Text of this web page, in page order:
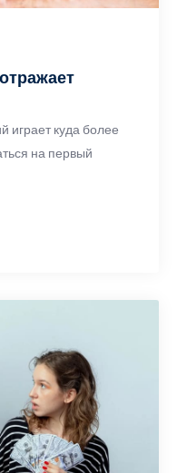
играет куда более
на первый